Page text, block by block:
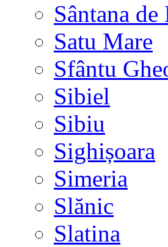
Sântana de
Satu Mare
Sfântu
Sibiel
Sibiu
Sighișoara
Simeria
Slănic
Slatina